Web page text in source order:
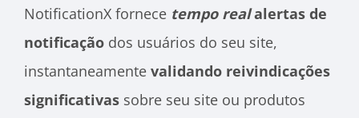
NotificationX fornece tempo realalertas de
notificação dos usuários do seu site,
instantaneamente validando reivindicações
significativas sobre seu site ou produtos